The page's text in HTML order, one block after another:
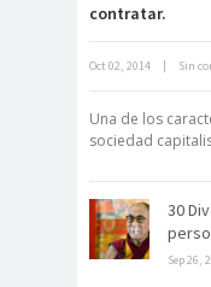
contratar.
Oct 02, 2014 | Sin
Una de los
sociedad
30
Sep 26,